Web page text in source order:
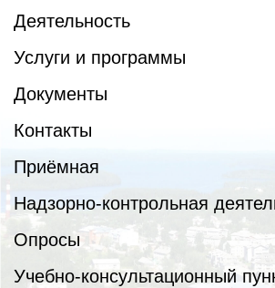
Деятельность
Услуги и программы
Документы
Контакты
Приёмная
Надзорно-контрольная
Опросы
Учебно-консультационный